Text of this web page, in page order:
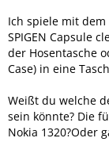
Ich spiele mit
SPIGEN Capsule
der Hosentasche
Case) in eine
Weißt du welche
sein könnte? Die
Nokia 1320?Oder